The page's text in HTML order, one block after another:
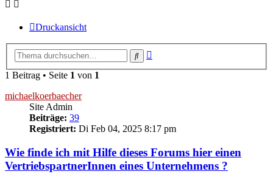
Druckansicht
Suche
1 Beitrag • Seite 1 von 1
michaelkoerbaecher
Site Admin
Beiträge: 39
Registriert: Di Feb 04, 2025 8:17 pm
Wie finde ich mit Hilfe dieses Forums hier einen
VertriebspartnerInnen eines Unternehmens ?